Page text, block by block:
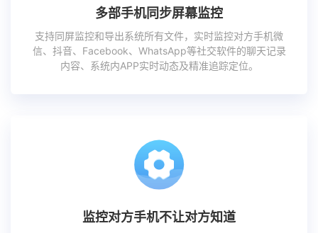
多部手机同步屏幕监控
支持同屏监控和导出系统所有文件，实时监控对方手机微
信、抖音、Facebook、WhatsApp等社交软件的聊天记录
内容、系统内APP实时动态及精准追踪定位。
监控对方手机不让对方知道